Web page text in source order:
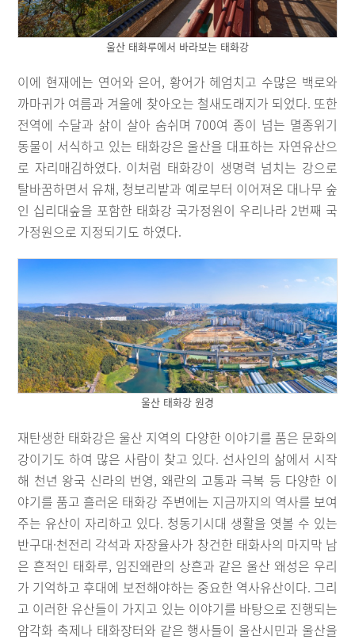
울산 태화루에서 바라보는 태화강
이에 현재에는 연어와 은어, 황어가 헤엄치고 수많은 백로와
까마귀가 여름과 겨울에 찾아오는 철새도래지가 되었다. 또한
전역에 수달과 삵이 살아 숨쉬며 700여 종이 넘는 멸종위기
동물이 서식하고 있는 태화강은 울산을 대표하는 자연유산으
로 자리매김하였다. 이처럼 태화강이 생명력 넘치는 강으로
탈바꿈하면서 유채, 청보리밭과 예로부터 이어져온 대나무 숲
인 십리대숲을 포함한 태화강 국가정원이 우리나라 2번째 국
가정원으로 지정되기도 하였다.
울산 태화강 원경
재탄생한 태화강은 울산 지역의 다양한 이야기를 품은 문화의
강이기도 하여 많은 사람이 찾고 있다. 선사인의 삶에서 시작
해 천년 왕국 신라의 번영, 왜란의 고통과 극복 등 다양한 이
야기를 품고 흘러온 태화강 주변에는 지금까지의 역사를 보여
주는 유산이 자리하고 있다. 청동기시대 생활을 엿볼 수 있는
반구대·천전리 각석과 자장율사가 창건한 태화사의 마지막 남
은 흔적인 태화루, 임진왜란의 상흔과 같은 울산 왜성은 우리
가 기억하고 후대에 보전해야하는 중요한 역사유산이다. 그리
고 이러한 유산들이 가지고 있는 이야기를 바탕으로 진행되는
암각화 축제나 태화장터와 같은 행사들이 울산시민과 울산을